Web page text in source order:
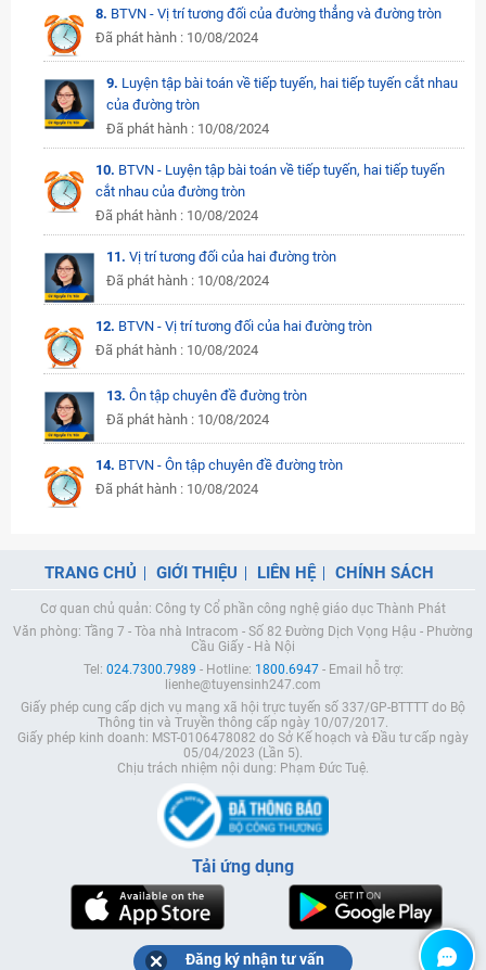
8. BTVN - Vị trí tương đối của đường thẳng và đường tròn
Đã phát hành : 10/08/2024
9. Luyện tập bài toán về tiếp tuyến, hai tiếp tuyến cắt nhau
của đường tròn
Đã phát hành : 10/08/2024
10. BTVN - Luyện tập bài toán về tiếp tuyến, hai tiếp tuyến
cắt nhau của đường tròn
Đã phát hành : 10/08/2024
11. Vị trí tương đối của hai đường tròn
Đã phát hành : 10/08/2024
12. BTVN - Vị trí tương đối của hai đường tròn
Đã phát hành : 10/08/2024
13. Ôn tập chuyên đề đường tròn
Đã phát hành : 10/08/2024
14. BTVN - Ôn tập chuyên đề đường tròn
Đã phát hành : 10/08/2024
TRANG CHỦ GIỚI THIỆU LIÊN HỆ CHÍNH SÁCH
Cơ quan chủ quản: Công ty Cổ phần công nghệ giáo dục Thành Phát
Văn phòng: Tầng 7 - Tòa nhà Intracom - Số 82 Đường Dịch Vọng Hậu - Phường
Cầu Giấy - Hà Nội
Tel: 024.7300.7989 - Hotline: 1800.6947- Email hỗ trợ:
lienhe@tuyensinh247.com
Giấy phép cung cấp dịch vụ mạng xã hội trực tuyến số 337/GP-BTTTT do Bộ
Thông tin và Truyền thông cấp ngày 10/07/2017.
Giấy phép kinh doanh: MST-0106478082 do Sở Kế hoạch và Đầu tư cấp ngày
05/04/2023 (Lần 5).
Chịu trách nhiệm nội dung: Phạm Đức Tuệ.
Tải ứng dụng
Đăng ký nhận tư vấn